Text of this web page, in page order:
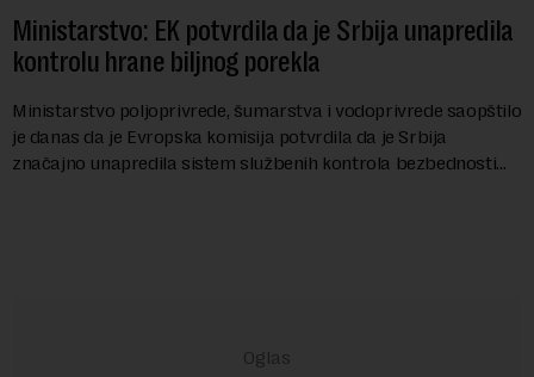
Ministarstvo: EK potvrdila da je Srbija unapredila
kontrolu hrane biljnog porekla
Ministarstvo poljoprivrede, šumarstva i vodoprivrede saopštilo
je danas da je Evropska komisija potvrdila da je Srbija
značajno unapredila sistem službenih kontrola bezbednosti